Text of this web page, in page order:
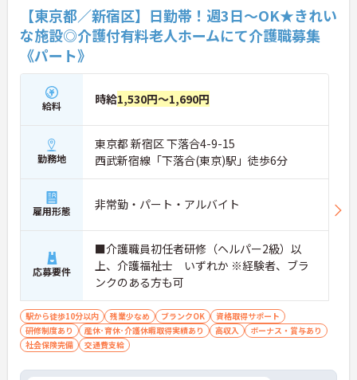
【東京都／新宿区】日勤帯！週3日～OK★きれい
な施設◎介護付有料老人ホームにて介護職募集
《パート》
給料 時給1,530円～1,690円
勤務地
東京都 新宿区 下落合4-9-15
西武新宿線「下落合(東京)駅」徒歩6分
雇用形態 非常勤・パート・アルバイト
応募要件
■介護職員初任者研修（ヘルパー2級）以
上、介護福祉士 いずれか ※経験者、ブラ
ンクのある方も可
駅から徒歩10分以内 残業少なめ ブランクOK
資格取得サポート
研修制度あり
産休･育休･介護休暇取得実績あり 高収入
ボーナス・賞与あり
社会保険完備
交通費支給